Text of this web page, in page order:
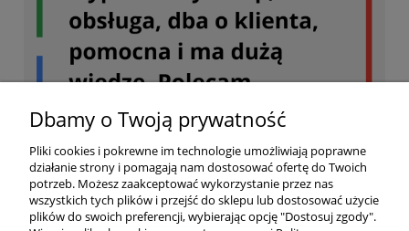
Dbamy o Twoją prywatność
Pliki cookies i pokrewne im technologie umożliwiają poprawne
działanie strony i pomagają nam dostosować ofertę do Twoich
potrzeb. Możesz zaakceptować wykorzystanie przez nas
wszystkich tych plików i przejść do sklepu lub dostosować użycie
plików do swoich preferencji, wybierając opcję "Dostosuj zgody".